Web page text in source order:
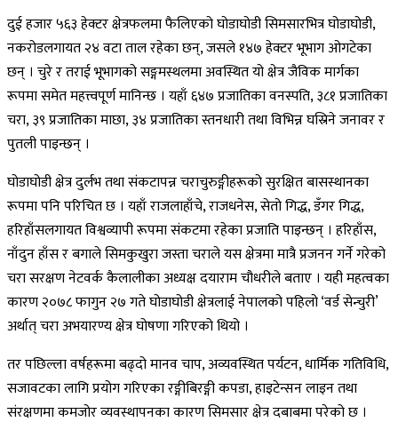
दुई हजार ५६३ हेक्टर क्षेत्रफलमा फैलिएको घोडाघोडी सिमसारभित्र घोडाघोडी,
नकरोडलगायत २४ वटा ताल रहेका छन्, जसले १४७ हेक्टर भूभाग ओगटेका
छन् । चुरे र तराई भूभागको सङ्गमस्थलमा अवस्थित यो क्षेत्र जैविक मार्गका
रूपमा समेत महत्त्वपूर्ण मानिन्छ । यहाँ ६४७ प्रजातिका वनस्पति, ३८१ प्रजातिका
चरा, ३९ प्रजातिका माछा, ३४ प्रजातिका स्तनधारी तथा विभिन्न घस्रिने जनावर र
पुतली पाइन्छन् ।
घोडाघोडी क्षेत्र दुर्लभ तथा संकटापन्न चराचुरुङ्गीहरूको सुरक्षित बासस्थानका
रूपमा पनि परिचित छ । यहाँ राजलाहाँचे, राजधनेस, सेतो गिद्ध, डँगर गिद्ध,
हरिहाँसलगायत विश्वव्यापी रूपमा संकटमा रहेका प्रजाति पाइन्छन् । हरिहाँस,
नाँदुन हाँस र बगाले सिमकुखुरा जस्ता चराले यस क्षेत्रमा मात्रै प्रजनन गर्ने गरेको
चरा सरक्षण नेटवर्क कैलालीका अध्यक्ष दयाराम चौधरीले बताए । यही महत्वका
कारण २०७८ फागुन २७ गते घोडाघोडी क्षेत्रलाई नेपालको पहिलो ‘वर्ड सेन्चुरी’
अर्थात् चरा अभयारण्य क्षेत्र घोषणा गरिएको थियो ।
तर पछिल्ला वर्षहरूमा बढ्दो मानव चाप, अव्यवस्थित पर्यटन, धार्मिक गतिविधि,
सजावटका लागि प्रयोग गरिएका रङ्गीबिरङ्गी कपडा, हाइटेन्सन लाइन तथा
संरक्षणमा कमजोर व्यवस्थापनका कारण सिमसार क्षेत्र दबाबमा परेको छ ।